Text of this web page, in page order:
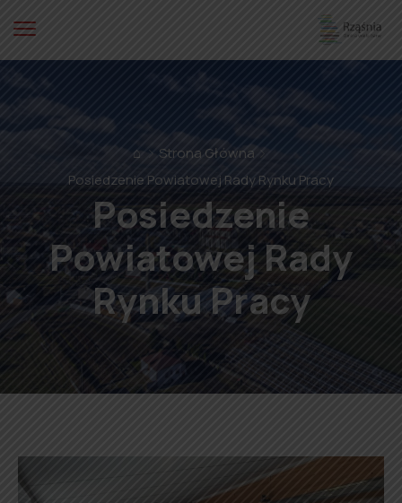
⌂
Strona Główna
Posiedzenie Powiatowej Rady Rynku Pracy
Posiedzenie
Powiatowej Rady
Rynku Pracy